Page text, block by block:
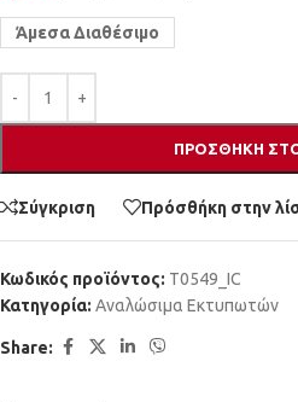
Άμεσα Διαθέσιμο
ΠΡΟΣΘΉΚΗ
Σύγκριση Πρόσθήκη στην
Κωδικός προϊόντος: T0549_IC
Κατηγορία: Αναλώσιμα Εκτυπωτών
Share: